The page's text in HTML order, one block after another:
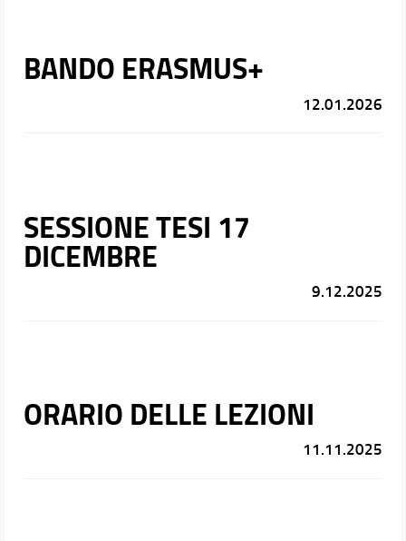
BANDO ERASMUS+
12.01.2026
SESSIONE TESI 17
DICEMBRE
9.12.2025
ORARIO DELLE LEZIONI
11.11.2025